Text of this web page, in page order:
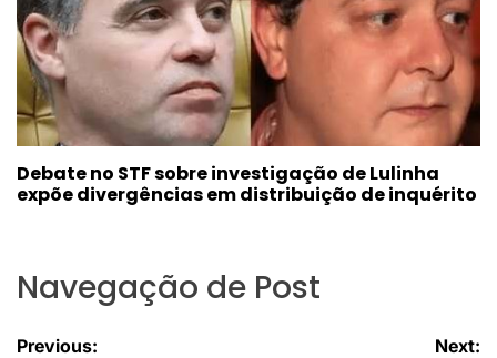
Debate no STF sobre investigação de Lulinha
expõe divergências em distribuição de inquérito
Navegação de Post
Previous: Next: